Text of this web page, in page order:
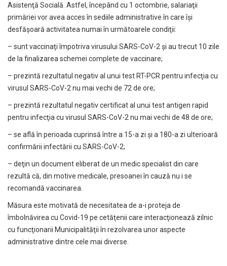
Asistenţă Socială. Astfel, începând cu 1 octombrie, salariaţii
primăriei vor avea acces în sediile administrative în care îşi
desfăşoară activitatea numai în următoarele condiţii:
– sunt vaccinaţi împotriva virusului SARS-CoV-2 şi au trecut 10 zile
de la finalizarea schemei complete de vaccinare;
– prezintă rezultatul negativ al unui test RT-PCR pentru infecţia cu
virusul SARS-CoV-2 nu mai vechi de 72 de ore;
– prezintă rezultatul negativ certificat al unui test antigen rapid
pentru infecţia cu virusul SARS-CoV-2 nu mai vechi de 48 de ore;
– se află în perioada cuprinsă între a 15-a zi şi a 180-a zi ulterioară
confirmării infectării cu SARS-CoV-2;
– deţin un document eliberat de un medic specialist din care
rezultă că, din motive medicale, presoanei în cauză nu i se
recomandă vaccinarea.
Măsura este motivată de necesitatea de a-i proteja de
îmbolnăvirea cu Covid-19 pe cetăţenii care interacţionează zilnic
cu funcţionarii Municipalităţii în rezolvarea unor aspecte
administrative dintre cele mai diverse.